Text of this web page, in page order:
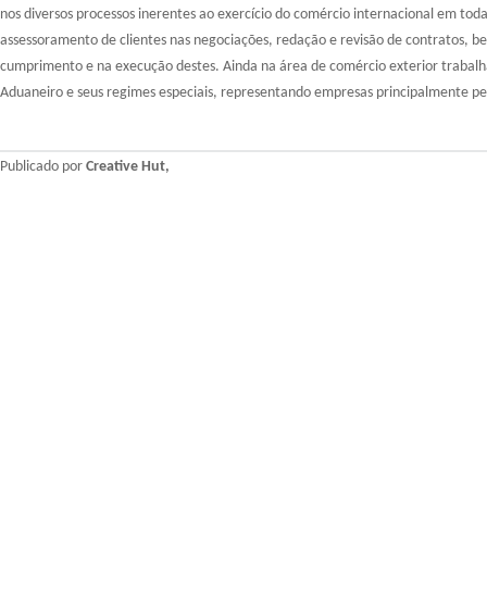
nos diversos processos inerentes ao exercício do comércio internacional em
assessoramento de clientes nas negociações, redação e revisão de contratos,
cumprimento e na execução destes. Ainda na área de comércio exterior
Aduaneiro e seus regimes especiais, representando empresas principalmente
Publicado por Creative Hut,